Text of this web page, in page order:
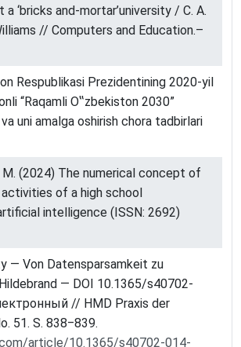
‘bricks and-mortar’university / C. A.
// Computers and Education.–
Respublikasi Prezidentining 2020-yil
“Raqamli O‟zbekiston 2030”
uni amalga oshirish chora tadbirlari
M. (2024) The numerical concept of
of a high school
intelligence (ISSN: 2692)
— Von Datensparsamkeit zu
— DOI 10.1365/s40702-
// HMD Praxis der
51. S. 838‒839.
article/10.1365/s40702-014-